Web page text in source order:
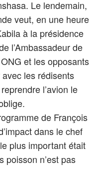
Le lendemain,
veut, en une heure
à la présidence
l’Ambassadeur de
et les opposants
les rédisents
l’avion le
de François
dans le chef
plus important était
poisson n’est pas